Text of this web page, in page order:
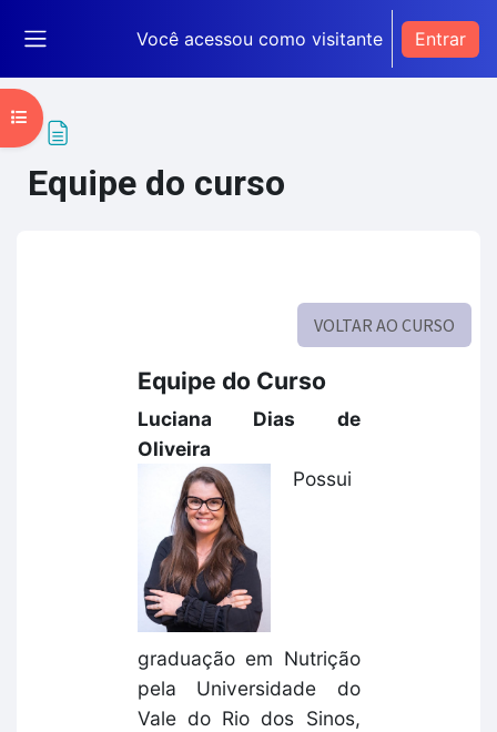
Você acessou como visitante Entrar
Equipe do curso
Abrir índice do curso
VOLTAR AO CURSO
Equipe do Curso
Luciana Dias de
Oliveira
Possui
graduação em Nutrição
pela Universidade do
Vale do Rio dos Sinos,